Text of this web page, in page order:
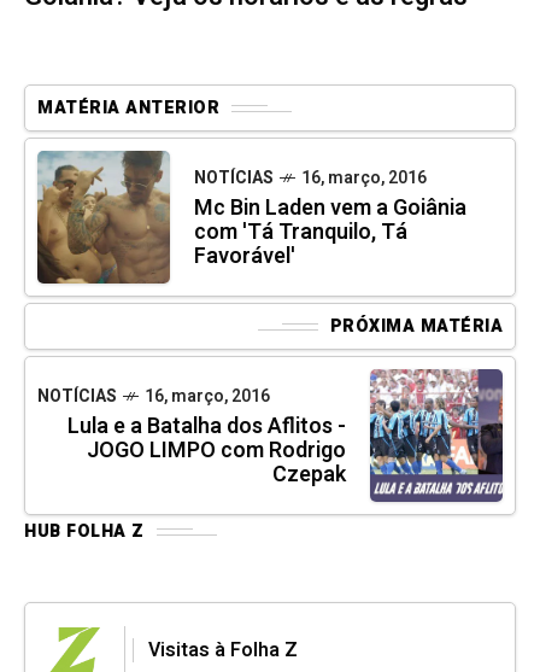
MATÉRIA ANTERIOR
NOTÍCIAS 16, março, 2016
Mc Bin Laden vem a Goiânia
com 'Tá Tranquilo, Tá
Favorável'
PRÓXIMA MATÉRIA
NOTÍCIAS 16, março, 2016
Lula e a Batalha dos Aflitos -
JOGO LIMPO com Rodrigo
Czepak
HUB FOLHA Z
Visitas à Folha Z